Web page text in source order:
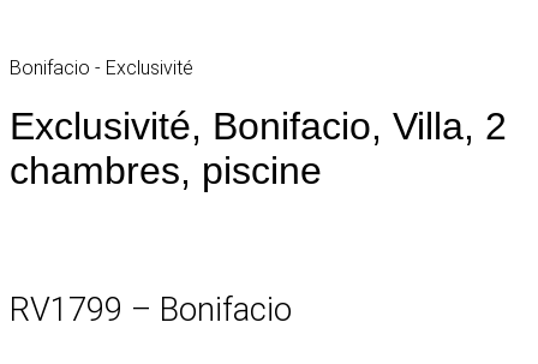
Bonifacio - Exclusivité
Exclusivité, Bonifacio, Villa, 2
chambres, piscine
RV1799 – Bonifacio